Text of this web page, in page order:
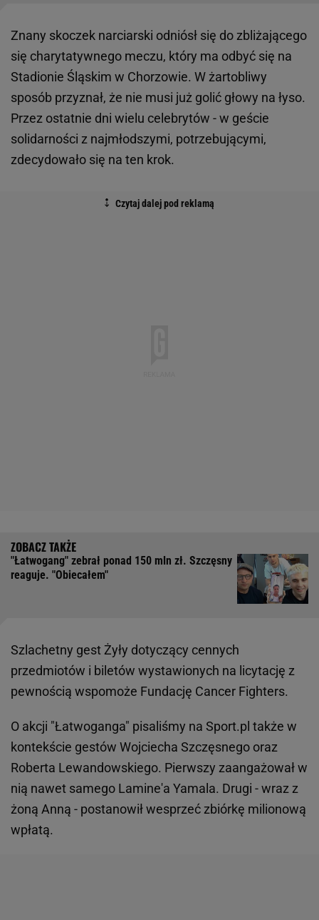
Znany skoczek narciarski odniósł się do zbliżającego
się charytatywnego meczu, który ma odbyć się na
Stadionie Śląskim w Chorzowie. W żartobliwy
sposób przyznał, że nie musi już golić głowy na łyso.
Przez ostatnie dni wielu celebrytów - w geście
solidarności z najmłodszymi, potrzebującymi,
zdecydowało się na ten krok.
"Łatwogang" zebrał ponad 150 mln zł. Szczęsny
reaguje. "Obiecałem"
Szlachetny gest Żyły dotyczący cennych
przedmiotów i biletów wystawionych na licytację z
pewnością wspomoże Fundację Cancer Fighters.
O akcji "Łatwoganga" pisaliśmy na Sport.pl także w
kontekście gestów Wojciecha Szczęsnego oraz
Roberta Lewandowskiego. Pierwszy zaangażował w
nią nawet samego Lamine'a Yamala. Drugi - wraz z
żoną Anną - postanowił wesprzeć zbiórkę milionową
wpłatą.